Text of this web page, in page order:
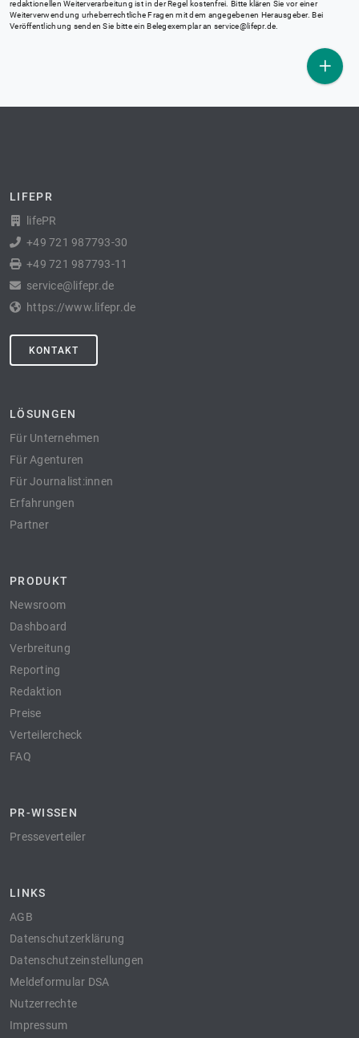
redaktionellen Weiterverarbeitung ist in der Regel kostenfrei. Bitte klären Sie vor einer
Weiterverwendung urheberrechtliche Fragen mit dem angegebenen Herausgeber. Bei
Veröffentlichung senden Sie bitte ein Belegexemplar an service@lifepr.de
LIFEPR
lifePR
+49 721 987793-30
+49 721 987793-11
service@lifepr.de
https://www.lifepr.de
KONTAKT
LÖSUNGEN
Für Unternehmen
Für Agenturen
Für Journalist:innen
Erfahrungen
Partner
PRODUKT
Newsroom
Dashboard
Verbreitung
Reporting
Redaktion
Preise
Verteilercheck
FAQ
PR-WISSEN
Presseverteiler
LINKS
AGB
Datenschutzerklärung
Datenschutzeinstellungen
Meldeformular DSA
Nutzerrechte
Impressum